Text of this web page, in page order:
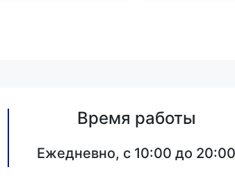
Время работы
Ежедневно, с 10:00 до 20:00